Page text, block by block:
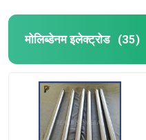
मोलिब्डेनम इलेक्ट्रोड (35)